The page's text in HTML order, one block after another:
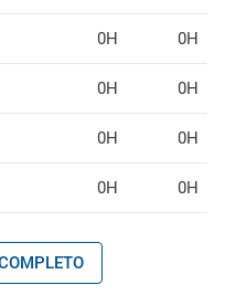
0H 0H
0H 0H
0H 0H
0H 0H